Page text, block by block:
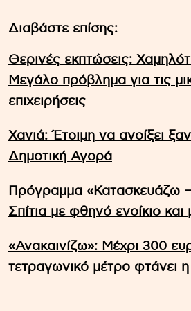
Διαβάστε επίσης:
Θερινές εκπτώσεις:
Μεγάλο πρόβλημα για τις
επιχειρήσεις
Χανιά: Έτοιμη να ανοίξει
Δημοτική Αγορά
Πρόγραμμα «Κατασκευάζω
Σπίτια με φθηνό ενοίκιο
«Ανακαινίζω»: Μέχρι 300
τετραγωνικό μέτρο φτάνει